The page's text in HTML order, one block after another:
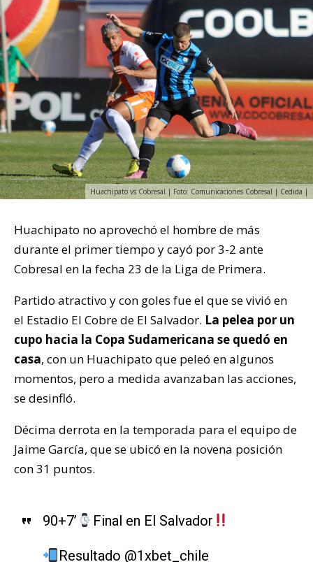
Huachipato vs Cobresal | Foto: Comunicaciones Cobresal | Cedida |
Huachipato no aprovechó el hombre de más
durante el primer tiempo y cayó por 3-2 ante
Cobresal en la fecha 23 de la Liga de Primera.
Partido atractivo y con goles fue el que se vivió en
el Estadio El Cobre de El Salvador. La pelea por un
cupo hacia la Copa Sudamericana se quedó en
casa, con un Huachipato que peleó en algunos
momentos, pero a medida avanzaban las acciones,
se desinfló.
Décima derrota en la temporada para el equipo de
Jaime García, que se ubicó en la novena posición
con 31 puntos.
90+7’ Final en El Salvador
Resultado @1xbet_chile